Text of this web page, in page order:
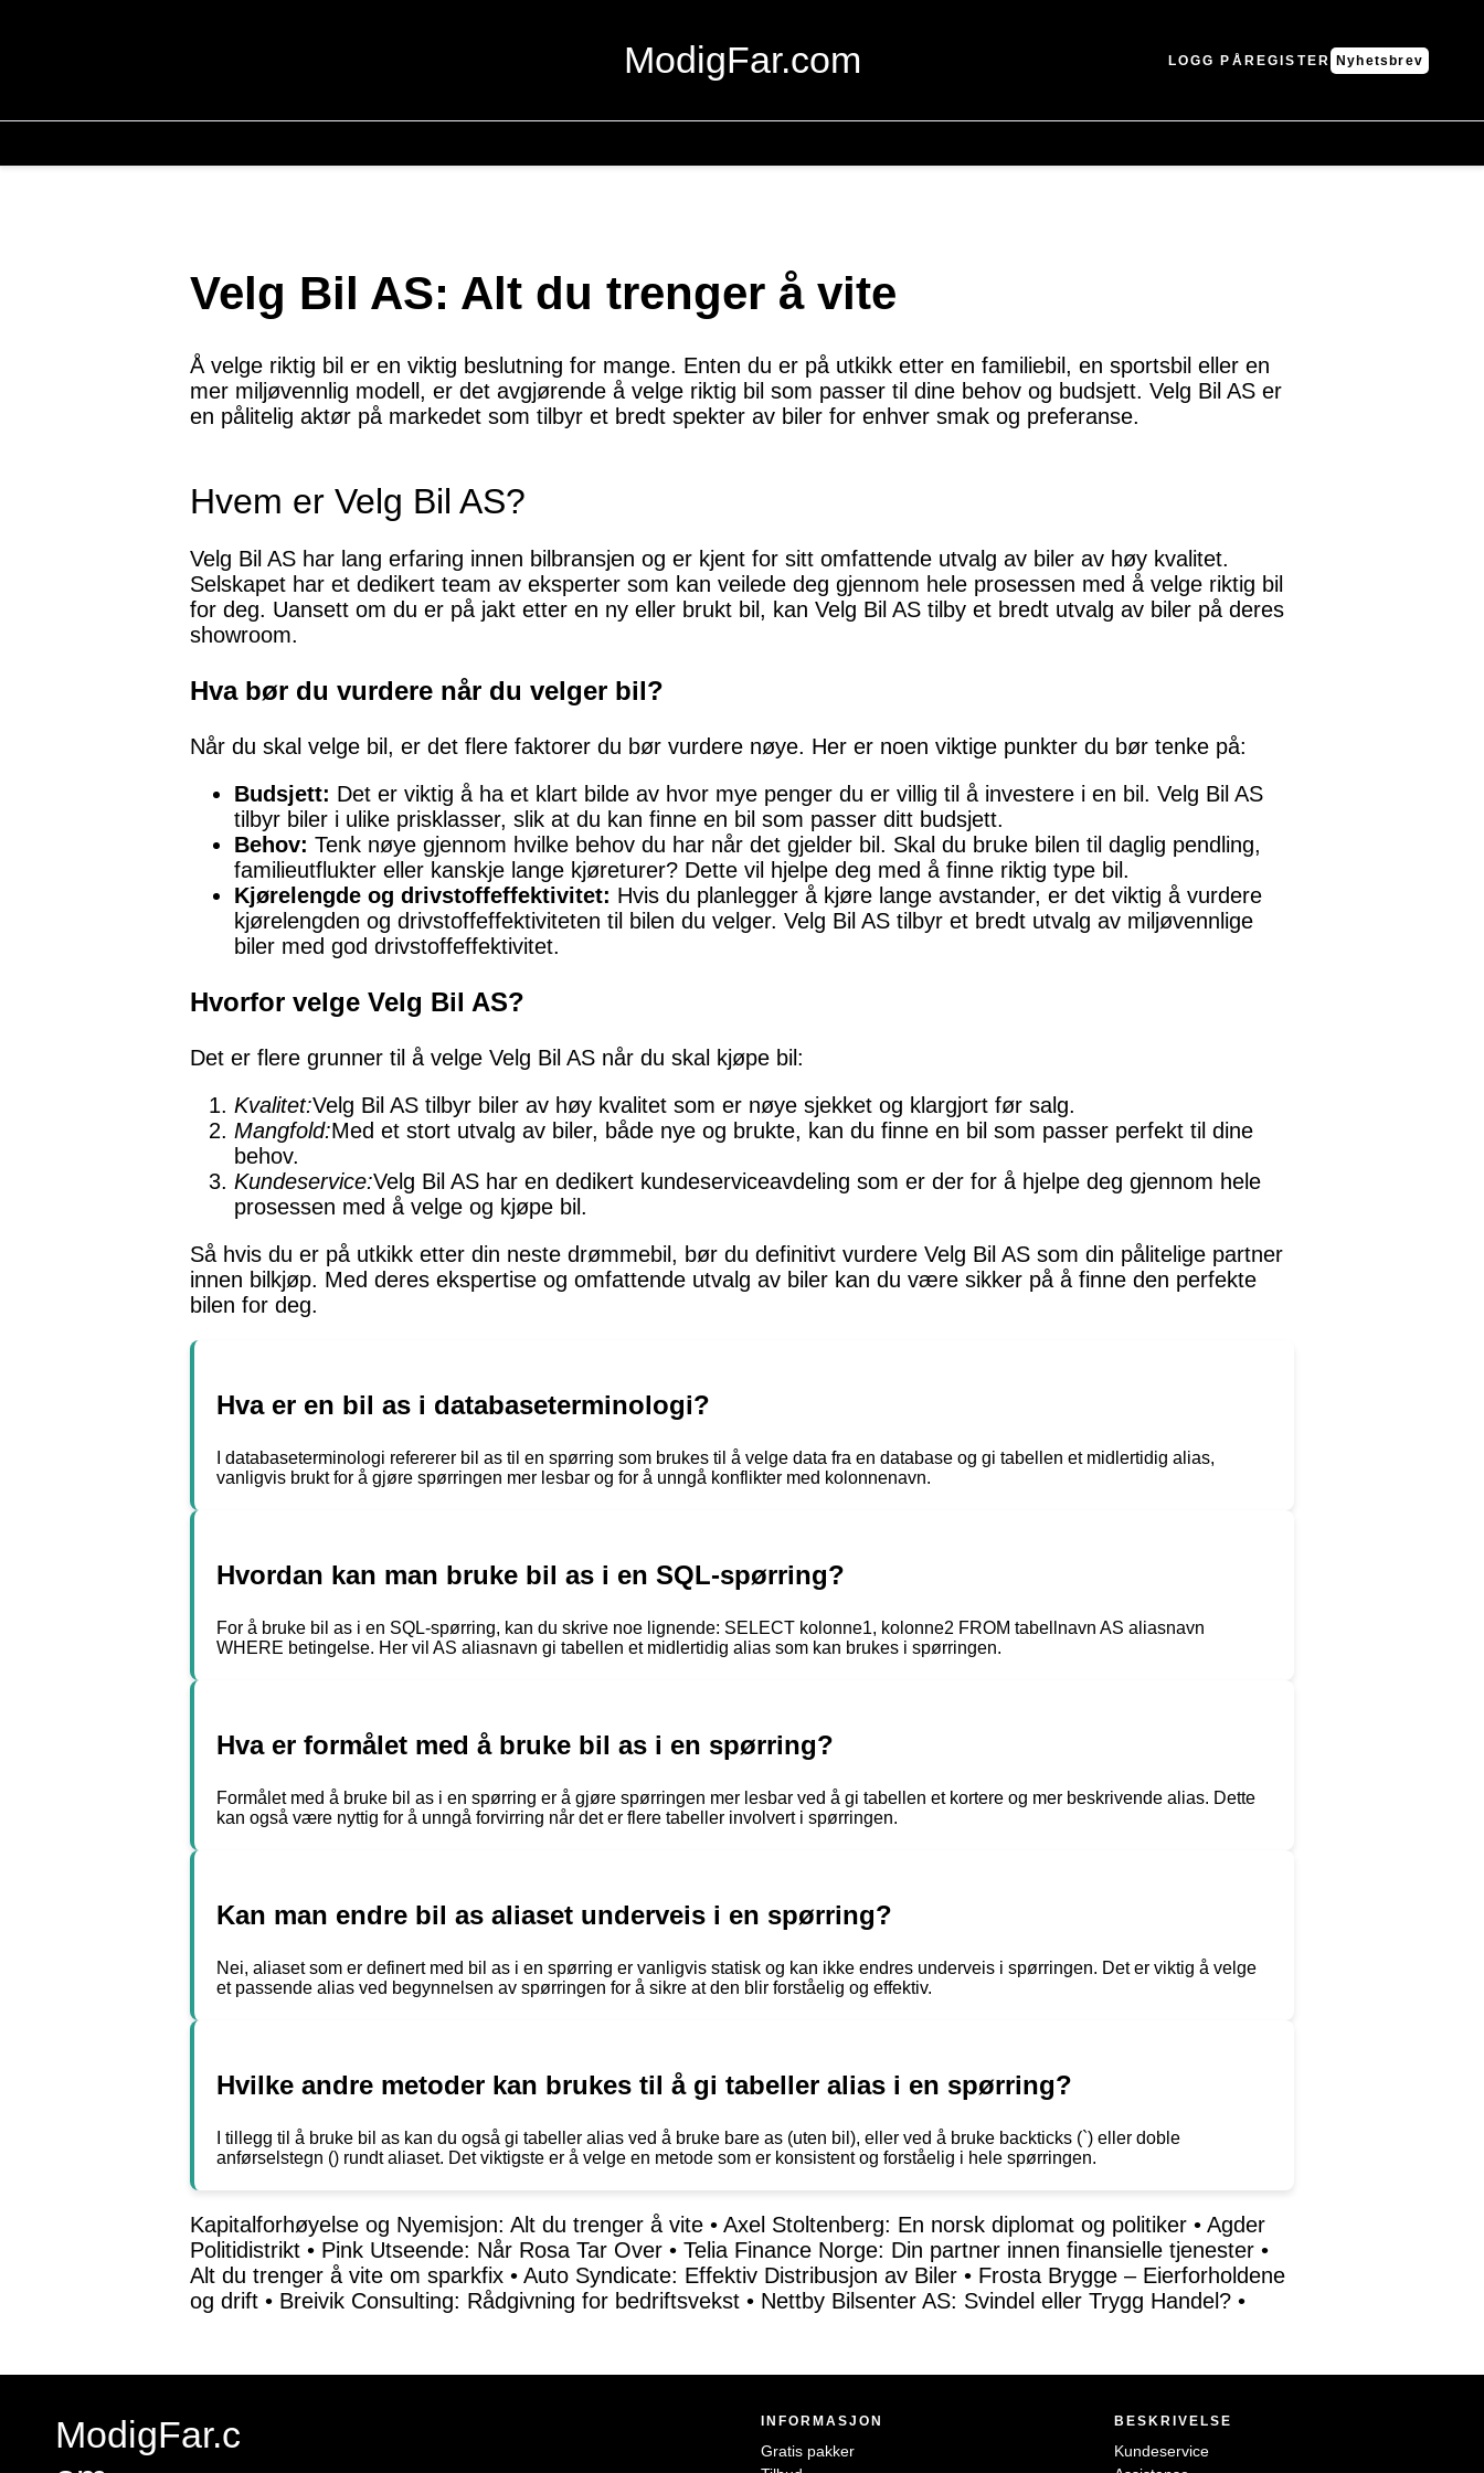
ModigFar.com LOGG PÅ REGISTER Nyhetsbrev
Velg Bil AS: Alt du trenger å vite
Å velge riktig bil er en viktig beslutning for mange. Enten du er på utkikk etter en familiebil, en sportsbil eller en
mer miljøvennlig modell, er det avgjørende å velge riktig bil som passer til dine behov og budsjett. Velg Bil AS er
en pålitelig aktør på markedet som tilbyr et bredt spekter av biler for enhver smak og preferanse.
Hvem er Velg Bil AS?
Velg Bil AS har lang erfaring innen bilbransjen og er kjent for sitt omfattende utvalg av biler av høy kvalitet.
Selskapet har et dedikert team av eksperter som kan veilede deg gjennom hele prosessen med å velge riktig bil
for deg. Uansett om du er på jakt etter en ny eller brukt bil, kan Velg Bil AS tilby et bredt utvalg av biler på deres
showroom.
Hva bør du vurdere når du velger bil?
Når du skal velge bil, er det flere faktorer du bør vurdere nøye. Her er noen viktige punkter du bør tenke på:
Budsjett: Det er viktig å ha et klart bilde av hvor mye penger du er villig til å investere i en bil. Velg Bil AS
tilbyr biler i ulike prisklasser, slik at du kan finne en bil som passer ditt budsjett.
Behov: Tenk nøye gjennom hvilke behov du har når det gjelder bil. Skal du bruke bilen til daglig pendling,
familieutflukter eller kanskje lange kjøreturer? Dette vil hjelpe deg med å finne riktig type bil.
Kjørelengde og drivstoffeffektivitet: Hvis du planlegger å kjøre lange avstander, er det viktig å vurdere
kjørelengden og drivstoffeffektiviteten til bilen du velger. Velg Bil AS tilbyr et bredt utvalg av miljøvennlige
biler med god drivstoffeffektivitet.
Hvorfor velge Velg Bil AS?
Det er flere grunner til å velge Velg Bil AS når du skal kjøpe bil:
Kvalitet:Velg Bil AS tilbyr biler av høy kvalitet som er nøye sjekket og klargjort før salg.
Mangfold:Med et stort utvalg av biler, både nye og brukte, kan du finne en bil som passer perfekt til dine
behov.
Kundeservice:Velg Bil AS har en dedikert kundeserviceavdeling som er der for å hjelpe deg gjennom hele
prosessen med å velge og kjøpe bil.
Så hvis du er på utkikk etter din neste drømmebil, bør du definitivt vurdere Velg Bil AS som din pålitelige partner
innen bilkjøp. Med deres ekspertise og omfattende utvalg av biler kan du være sikker på å finne den perfekte
bilen for deg.
Hva er en bil as i databaseterminologi?
I databaseterminologi refererer bil as til en spørring som brukes til å velge data fra en database og gi tabellen et midlertidig alias,
vanligvis brukt for å gjøre spørringen mer lesbar og for å unngå konflikter med kolonnenavn.
Hvordan kan man bruke bil as i en SQL-spørring?
For å bruke bil as i en SQL-spørring, kan du skrive noe lignende: SELECT kolonne1, kolonne2 FROM tabellnavn AS aliasnavn
WHERE betingelse. Her vil AS aliasnavn gi tabellen et midlertidig alias som kan brukes i spørringen.
Hva er formålet med å bruke bil as i en spørring?
Formålet med å bruke bil as i en spørring er å gjøre spørringen mer lesbar ved å gi tabellen et kortere og mer beskrivende alias. Dette
kan også være nyttig for å unngå forvirring når det er flere tabeller involvert i spørringen.
Kan man endre bil as aliaset underveis i en spørring?
Nei, aliaset som er definert med bil as i en spørring er vanligvis statisk og kan ikke endres underveis i spørringen. Det er viktig å velge
et passende alias ved begynnelsen av spørringen for å sikre at den blir forståelig og effektiv.
Hvilke andre metoder kan brukes til å gi tabeller alias i en spørring?
I tillegg til å bruke bil as kan du også gi tabeller alias ved å bruke bare as (uten bil), eller ved å bruke backticks (`) eller doble
anførselstegn () rundt aliaset. Det viktigste er å velge en metode som er konsistent og forståelig i hele spørringen.
Kapitalforhøyelse og Nyemisjon: Alt du trenger å vite • Axel Stoltenberg: En norsk diplomat og politiker • Agder
Politidistrikt • Pink Utseende: Når Rosa Tar Over • Telia Finance Norge: Din partner innen finansielle tjenester •
Alt du trenger å vite om sparkfix • Auto Syndicate: Effektiv Distribusjon av Biler • Frosta Brygge – Eierforholdene
og drift • Breivik Consulting: Rådgivning for bedriftsvekst • Nettby Bilsenter AS: Svindel eller Trygg Handel? •
ModigFar.c
INFORMASJON
Gratis pakker
BESKRIVELSE
Kundeservice